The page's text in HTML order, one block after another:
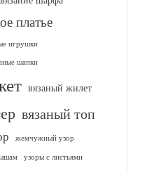
платье
игрушки
шапки
вязаный жилет
вязаный топ
жемчужный узор
узоры с листьями